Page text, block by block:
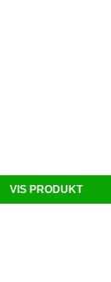
VIS PRODUKT